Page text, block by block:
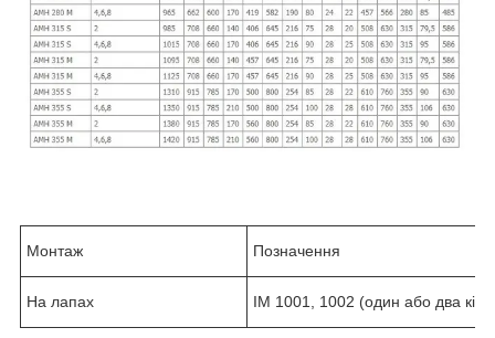
Монтаж Позначення
На лапах IM 1001, 1002 (один або два